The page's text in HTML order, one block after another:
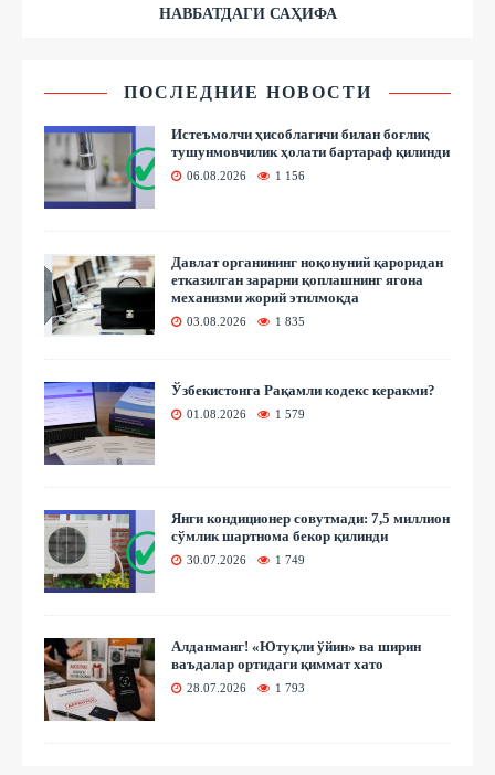
НАВБАТДАГИ САҲИФА
ПОСЛЕДНИЕ НОВОСТИ
Истеъмолчи ҳисоблагичи билан боғлиқ
тушунмовчилик ҳолати бартараф қилинди
06.08.2026 1 156
Давлат органининг ноқонуний қароридан
етказилган зарарни қоплашнинг ягона
механизми жорий этилмоқда
03.08.2026 1 835
Ўзбекистонга Рақамли кодекс керакми?
01.08.2026 1 579
Янги кондиционер совутмади: 7,5 миллион
сўмлик шартнома бекор қилинди
30.07.2026 1 749
Алданманг! «Ютуқли ўйин» ва ширин
ваъдалар ортидаги қиммат хато
28.07.2026 1 793